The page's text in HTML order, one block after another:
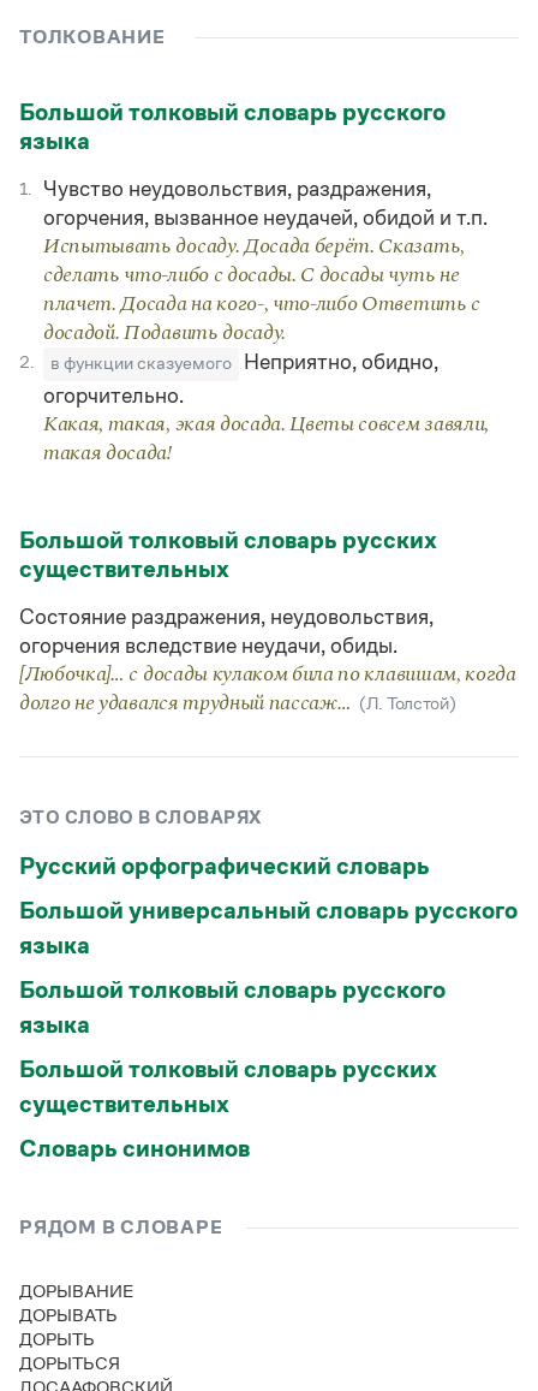
Справочники
Русский язык. Краткий теоретический курс
для школьников
Письмовник
Справочник по пунктуации
Словарь-справочник трудностей
Справочник по фразеологии
Азбучные истины
Словарь-справочник непростые слова
Новости и события
Статьи
Монологи
Лекции и подкасты
Рекомендуем
Интерактивные упражнения: от простого к сложному
Издательство
Словари
Учебники и справочники
Все книги
Словарь русских имён
(1956)
ТОЛКОВАНИЕ
Большой толковый словарь русских
существительных
Состояние раздражения, неудовольствия,
огорчения вследствие неудачи, обиды.
[Любочка]… с досады кулаком била по клавишам, когда
долго не удавался трудный пассаж… (Л. Толстой)
Большой толковый словарь русского
языка
1.
Чувство неудовольствия, раздражения,
огорчения, вызванное неудачей, обидой и т.п.
Испытывать досаду. Досада берёт. Сказать,
сделать что-либо с досады. С досады чуть не
плачет. Досада на кого-, что-либо Ответить с
досадой. Подавить досаду.
2. в функции сказуемого
Неприятно, обидно,
огорчительно.
Какая, такая, экая досада. Цветы совсем завяли,
такая досада!
ЭТО СЛОВО В СЛОВАРЯХ
Русский орфографический словарь
Большой универсальный словарь русского
языка
Большой толковый словарь русского
языка
Большой толковый словарь русских
существительных
Словарь синонимов
РЯДОМ В СЛОВАРЕ
ДОРЫВАНИЕ
ДОРЫВАТЬ
ДОРЫТЬ
ДОРЫТЬСЯ
ДОСААФОВСКИЙ